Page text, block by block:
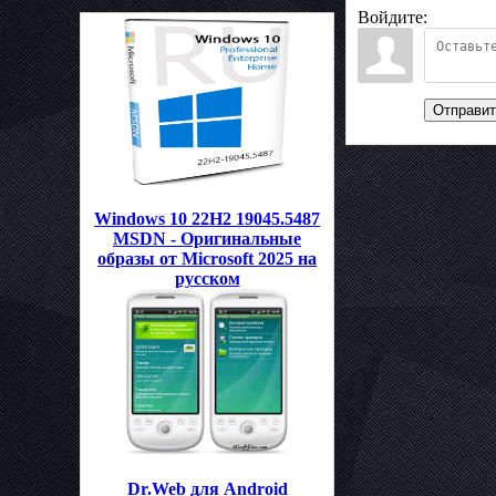
Windows 10 22H2 19045.5487
MSDN - Оригинальные
образы от Microsoft 2025 на
русском
Dr.Web для Android
Войдите: